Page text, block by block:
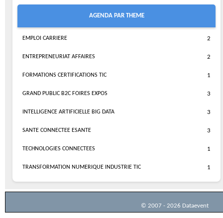
AGENDA PAR THEME
EMPLOI CARRIERE 2
ENTREPRENEURIAT AFFAIRES 2
FORMATIONS CERTIFICATIONS TIC 1
GRAND PUBLIC B2C FOIRES EXPOS 3
INTELLIGENCE ARTIFICIELLE BIG DATA 3
SANTE CONNECTEE ESANTE 3
TECHNOLOGIES CONNECTEES 1
TRANSFORMATION NUMERIQUE INDUSTRIE TIC 1
© 2007 - 2026 Dataevent